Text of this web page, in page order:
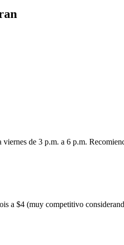
de 3 p.m. a 6 p.m.
a $4 (muy competitivo